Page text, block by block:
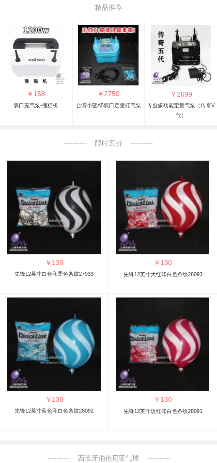
精品推荐
￥ 158
双口充气泵-熊猫机
￥2750
台湾小蓝A5双口定量打气泵
￥ 2699
专业多功能定量气泵（传奇V
代）
限时五折
￥ 130
先锋12英寸白色印黑色条纹27933
￥ 130
先锋12英寸大红印白色条纹28093
￥ 130
先锋12英寸蓝色印白色条纹28092
￥ 130
先锋12英寸玫红印白色条纹28091
西班牙伯伦尼亚气球